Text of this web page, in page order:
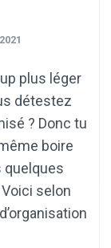
plus léger
détestez
? Donc tu
boire
quelques
selon